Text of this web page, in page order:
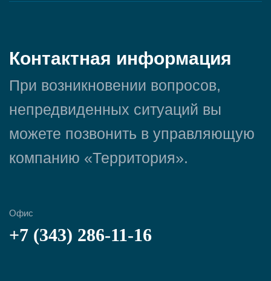
Контактная информация
При возникновении вопросов,
непредвиденных ситуаций вы
можете позвонить в управляющую
компанию «Территория».
Офис
+7 (343) 286-11-16